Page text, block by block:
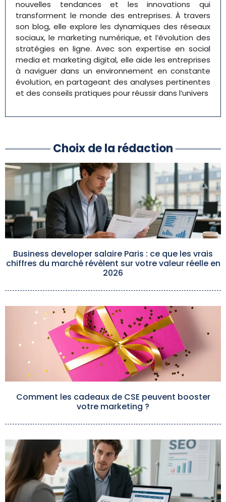
nouvelles tendances et les innovations qui
transforment le monde des entreprises. À travers
son blog, elle explore les dynamiques des réseaux
sociaux, le marketing numérique, et l’évolution des
stratégies en ligne. Avec son expertise en social
media et marketing digital, elle aide les entreprises
à naviguer dans un environnement en constante
évolution, en partageant des analyses pertinentes
et des conseils pratiques pour réussir dans l’univers
Choix de la rédaction
Business developer salaire Paris : ce que les vrais
chiffres du marché révèlent sur votre valeur réelle en
2026
Comment les cadeaux de CSE peuvent booster
votre marketing ?